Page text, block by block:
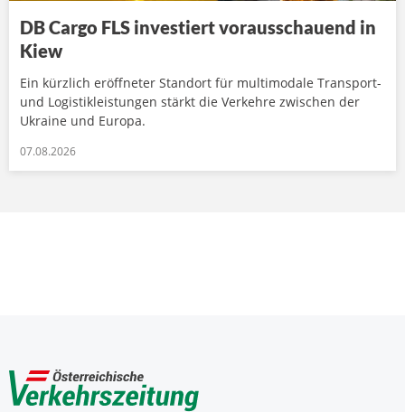
DB Cargo FLS investiert vorausschauend in
Kiew
Ein kürzlich eröffneter Standort für multimodale Transport-
und Logistikleistungen stärkt die Verkehre zwischen der
Ukraine und Europa.
07.08.2026